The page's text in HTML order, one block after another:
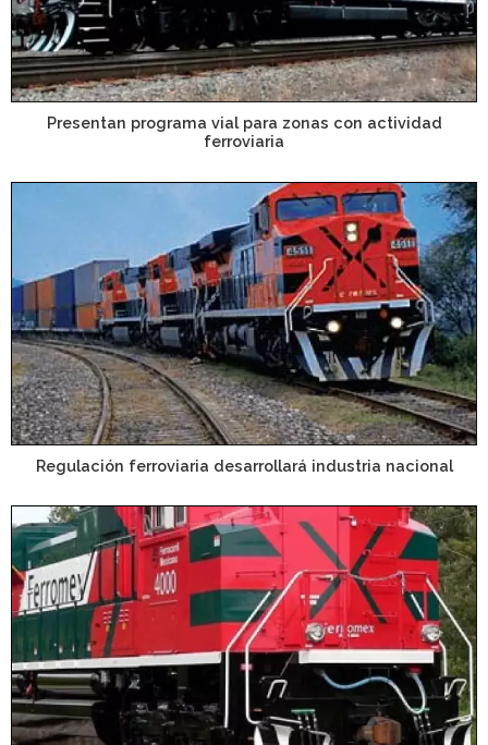
Presentan programa vial para zonas con actividad
ferroviaria
Regulación ferroviaria desarrollará industria nacional